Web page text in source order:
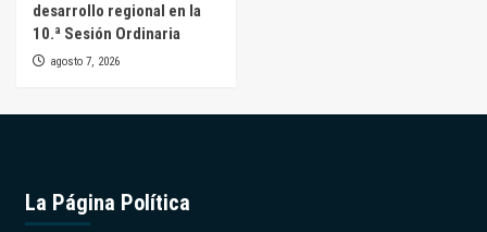
desarrollo regional en la
10.ª Sesión Ordinaria
agosto 7, 2026
La Página Política